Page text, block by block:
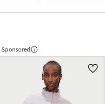
Sponsored